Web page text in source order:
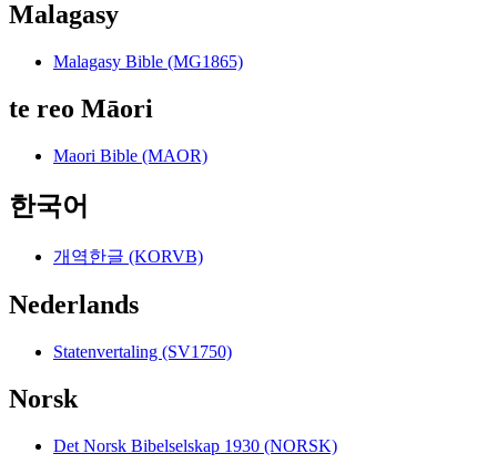
Malagasy
Malagasy Bible (MG1865)
te reo Māori
Maori Bible (MAOR)
한국어
개역한글 (KORVB)
Nederlands
Statenvertaling (SV1750)
Norsk
Det Norsk Bibelselskap 1930 (NORSK)